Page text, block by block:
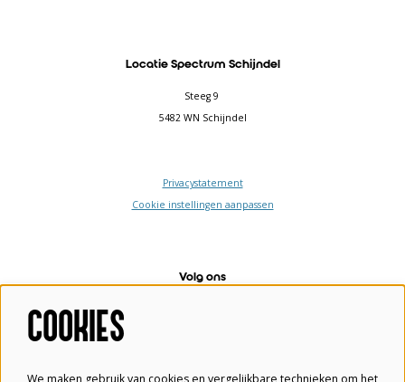
Locatie Spectrum Schijndel
Steeg 9
5482 WN Schijndel
Privacystatement
Cookie instellingen aanpassen
Volg ons
COOKIES
We maken gebruik van cookies en vergelijkbare technieken om het